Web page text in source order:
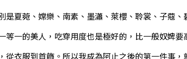
夏菀、嫦樂、南素、墨瀟、萊櫻、聆裳、子蔻、
等一的美人，吃穿用度也是極好的，比一般奴婢要
從衣服到首飾。所以我成為阿止之後的第一件事，